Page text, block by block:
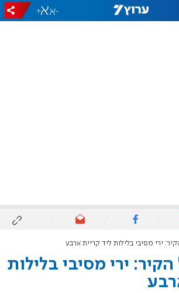
-
+
ירי מסיבי בלילות ליד קריית ארבע
ירי מסיבי בלילות